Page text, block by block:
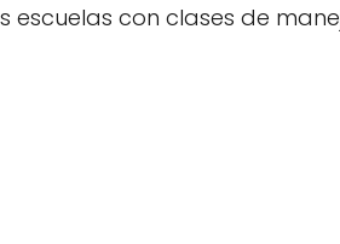
escuelas con clases de